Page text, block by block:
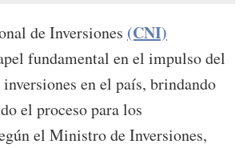
de Inversiones (CNI)
fundamental en el impulso del
en el país, brindando
el proceso para los
el Ministro de Inversiones,